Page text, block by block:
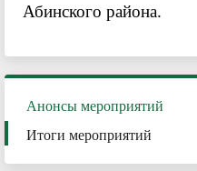
Абинского района.
Анонсы мероприятий
Итоги мероприятий